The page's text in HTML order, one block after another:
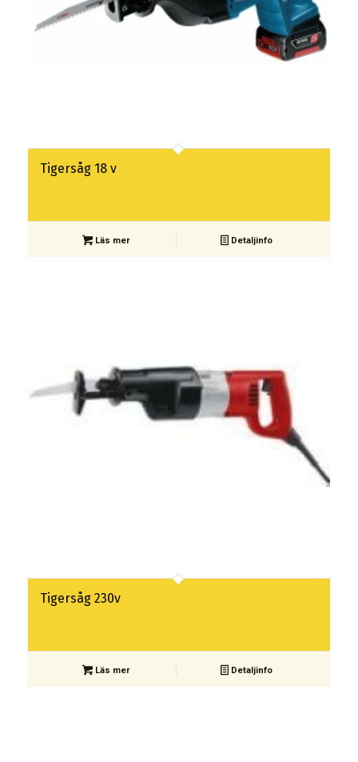
Tigersåg 18 v
Läs mer Detaljinfo
Tigersåg 230v
Läs mer Detaljinfo